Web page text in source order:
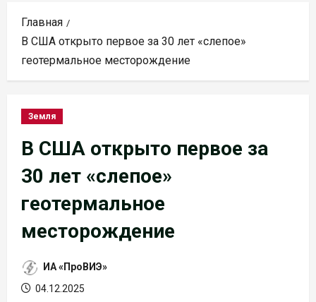
Главная
В США открыто первое за 30 лет «слепое»
геотермальное месторождение
Земля
В США открыто первое за
30 лет «слепое»
геотермальное
месторождение
ИА «ПроВИЭ»
04.12.2025